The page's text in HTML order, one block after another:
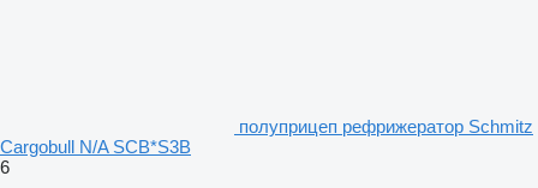
полуприцеп рефрижератор Schmitz
Cargobull N/A SCB*S3B
6